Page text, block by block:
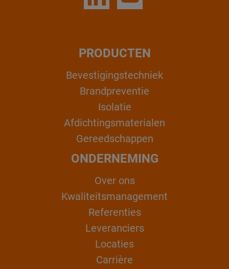
PRODUCTEN
Bevestigingstechniek
Brandpreventie
Isolatie
Afdichtingsmaterialen
Gereedschappen
ONDERNEMING
Over ons
Kwaliteitsmanagement
Referenties
Leveranciers
Locaties
Carrière